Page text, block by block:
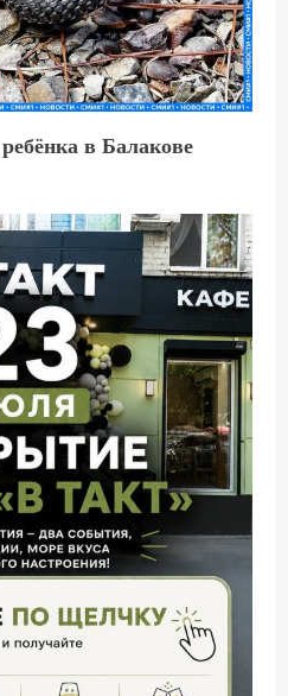
в Балакове